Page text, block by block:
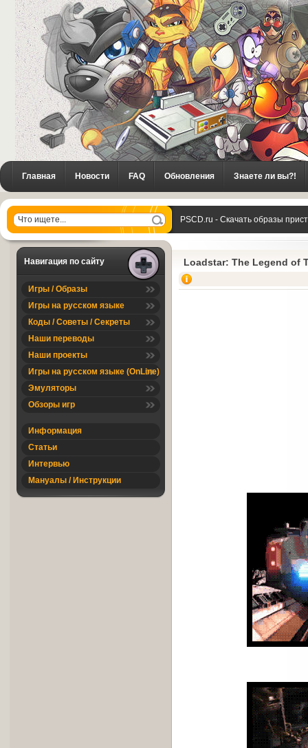
Главная Новости FAQ Обновления Знаете ли вы?!
PSCD.ru - Скачать образы
Навигация по сайту
Игры / Образы
Игры на русском языке
Коды / Советы / Секреты
Наши переводы
Наши проекты
Игры на русском языке (OnLine)
Эмуляторы
Обзоры игр
Информация
Статьи
Интервью
Мануалы / Инструкции
Loadstar: The Legend of